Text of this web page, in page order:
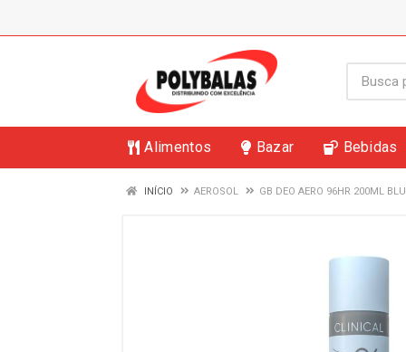
Alimentos Bazar Bebidas
INÍCIO AEROSOL GB DEO AERO 96HR 200ML